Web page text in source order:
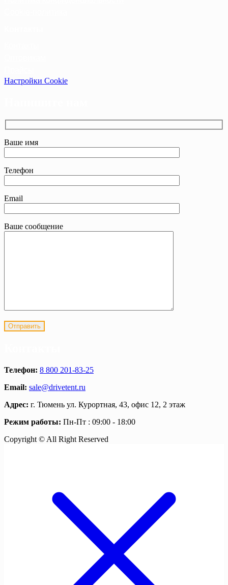
Настройки Cookie
Ваше имя
Телефон
Email
Ваше сообщение
Телефон: 8 800 201-83-25
Email: sale@drivetent.ru
Адрес: г. Тюмень ул. Курортная, 43, офис 12, 2 этаж
Режим работы: Пн-Пт : 09:00 - 18:00
Copyright © All Right Reserved